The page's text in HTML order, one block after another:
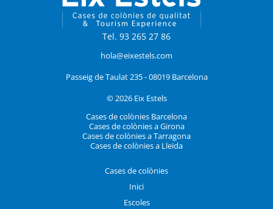
Tel. 93 265 27 86
hola@eixestels.com
Passeig de Taulat 235 - 08019 Barcelona
© 2026 Eix Estels
Cases de colònies Barcelona
Cases de colònies a Girona
Cases de colònies a Tarragona
Cases de colònies a Lleida
Cases de colònies
Inici
Escoles